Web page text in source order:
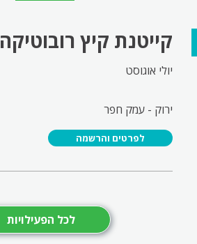
קייטנת קיץ רובוטיקה 2023
יולי אוגוסט
ירוק - עמק חפר
לפרטים והרשמה
לכל הפעילויות